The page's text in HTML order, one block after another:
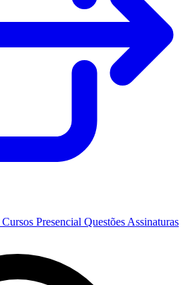
Cursos Presencial Questões Assinaturas